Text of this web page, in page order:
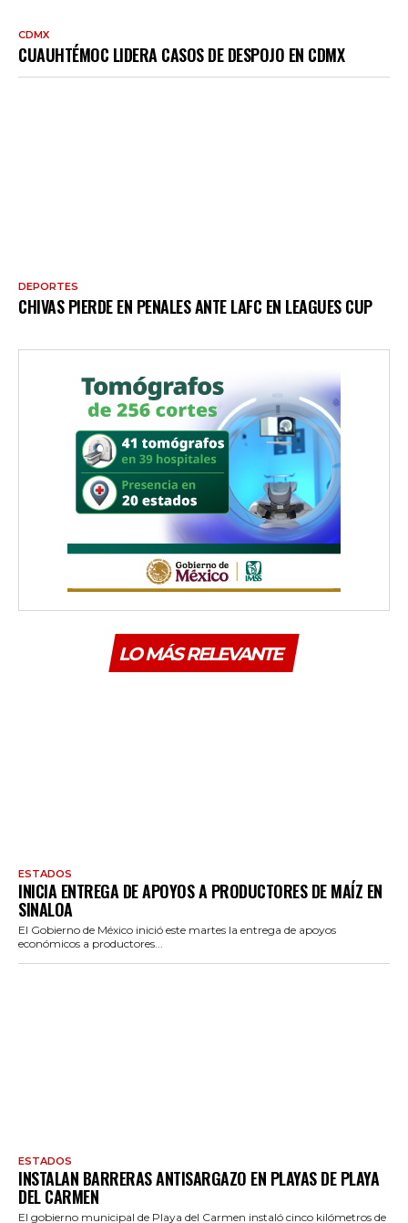
CDMX
CUAUHTÉMOC LIDERA CASOS DE DESPOJO EN CDMX
DEPORTES
CHIVAS PIERDE EN PENALES ANTE LAFC EN LEAGUES CUP
LO MÁS RELEVANTE
ESTADOS
INICIA ENTREGA DE APOYOS A PRODUCTORES DE MAÍZ EN
SINALOA
El Gobierno de México inició este martes la entrega de apoyos
económicos a productores...
ESTADOS
INSTALAN BARRERAS ANTISARGAZO EN PLAYAS DE PLAYA
DEL CARMEN
El gobierno municipal de Playa del Carmen instaló cinco kilómetros de